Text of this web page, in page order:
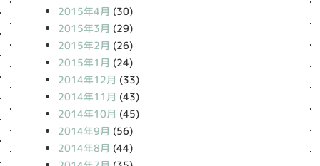
2015年4月 (30)
2015年3月 (29)
2015年2月 (26)
2015年1月 (24)
2014年12月 (33)
2014年11月 (43)
2014年10月 (45)
2014年9月 (56)
2014年8月 (44)